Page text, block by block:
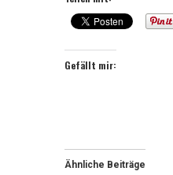
Gefällt mir:
Ähnliche Beiträge